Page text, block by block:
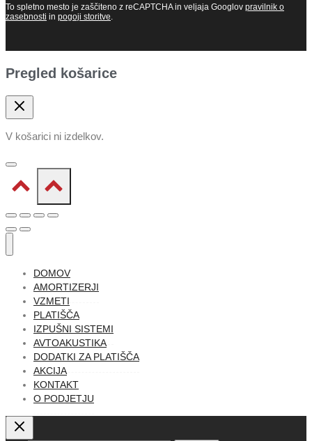
To spletno mesto je zaščiteno z reCAPTCHA in veljaja Googlov pravilnik o
zasebnosti in pogoji storitve.
Pregled košarice
V košarici ni izdelkov.
DOMOV
AMORTIZERJI
VZMETI
PLATIŠČA
IZPUŠNI SISTEMI
AVTOAKUSTIKA
DODATKI ZA PLATIŠČA
AKCIJA
KONTAKT
O PODJETJU